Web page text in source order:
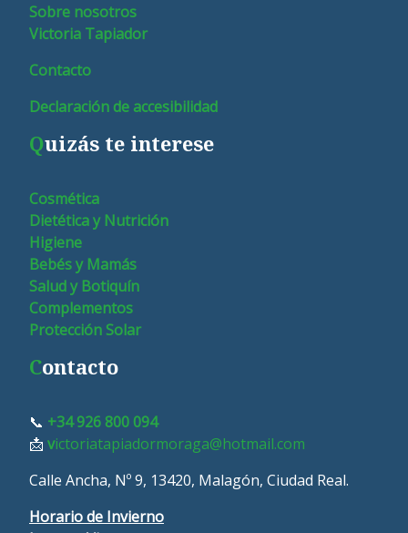
Sobre nosotros
Victoria Tapiador
Contacto
Declaración de accesibilidad
Quizás te interese
Cosmética
Dietética y Nutrición
Higiene
Bebés y Mamás
Salud y Botiquín
Complementos
Protección Solar
Contacto
📞 +34 926 800 094
📩 victoriatapiadormoraga@hotmail.com
Calle Ancha, Nº 9, 13420, Malagón, Ciudad Real.
Horario de Invierno